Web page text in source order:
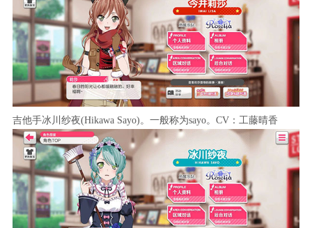
吉他手冰川纱夜(Hikawa Sayo)。一般称为sayo。CV：工藤晴香